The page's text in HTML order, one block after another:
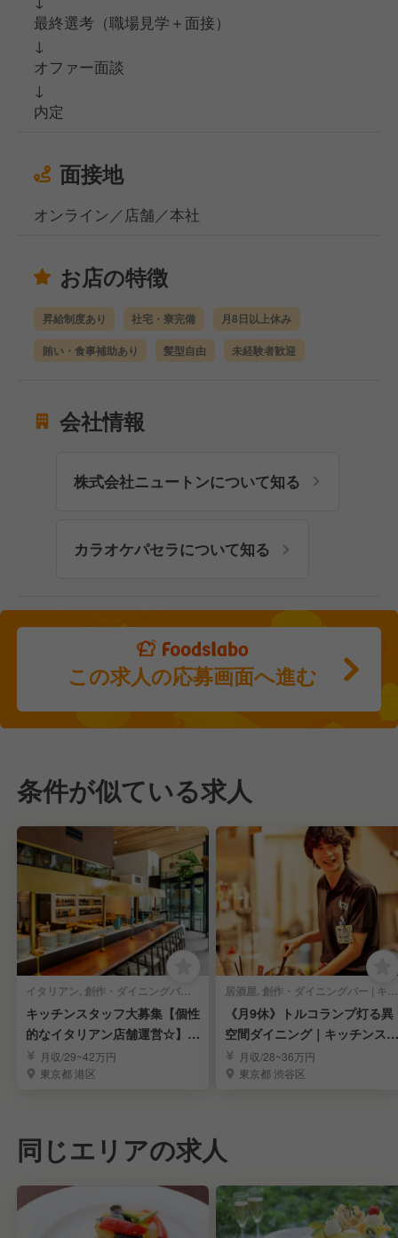
最終選考（職場見学＋面接）
↓
オファー面談
↓
内定
面接地
オンライン／店舗／本社
お店の特徴
昇給制度あり 社宅・寮完備 月8日以上休み
賄い・食事補助あり 髪型自由 未経験者歓迎
会社情報
株式会社ニュートンについて知る
カラオケパセラについて知る
この求人の応募画面へ進む
条件が似ている求人
イタリアン, 創作・ダイニングバー | キッチンスタッフ
キッチンスタッフ大募集【個性
的なイタリアン店舗運営☆】独
立支援制度あり◎
月収/29~42万円
東京都 港区
居酒屋, 創作・ダイニングバー | キッチンスタッフ
《月9休》トルコランプ灯る異
空間ダイニング｜キッチンスタ
ッフ求む！
月収/28~36万円
東京都 渋谷区
同じエリアの求人